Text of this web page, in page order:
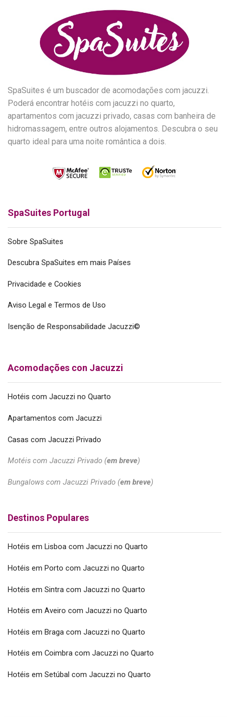
SpaSuites é um buscador de acomodações com jacuzzi.
Poderá encontrar hotéis com jacuzzi no quarto,
apartamentos com jacuzzi privado, casas com banheira de
hidromassagem, entre outros alojamentos. Descubra o seu
quarto ideal para uma noite romântica a dois.
SpaSuites Portugal
Sobre SpaSuites
Descubra SpaSuites em mais Países
Privacidade e Cookies
Aviso Legal e Termos de Uso
Isenção de Responsabilidade Jacuzzi©
Acomodações con Jacuzzi
Hotéis com Jacuzzi no Quarto
Apartamentos com Jacuzzi
Casas com Jacuzzi Privado
Motéis com Jacuzzi Privado (em breve)
Bungalows com Jacuzzi Privado (em breve)
Destinos Populares
Hotéis em Lisboa com Jacuzzi no Quarto
Hotéis em Porto com Jacuzzi no Quarto
Hotéis em Sintra com Jacuzzi no Quarto
Hotéis em Aveiro com Jacuzzi no Quarto
Hotéis em Braga com Jacuzzi no Quarto
Hotéis em Coimbra com Jacuzzi no Quarto
Hotéis em Setúbal com Jacuzzi no Quarto